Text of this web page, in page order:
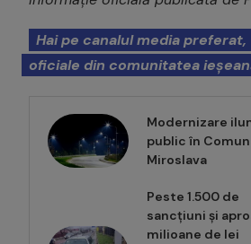
Hai pe canalul media preferat,
oficiale din comunitatea
Modernizare
public în
Miroslava
Peste 1.500 de
sancțiuni și
milioane de lei